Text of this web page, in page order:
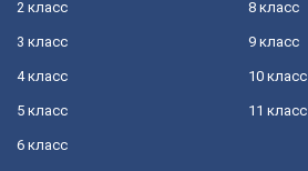
2 класс
3 класс
4 класс
5 класс
6 класс
8 класс
9 класс
10 класс
11 класс